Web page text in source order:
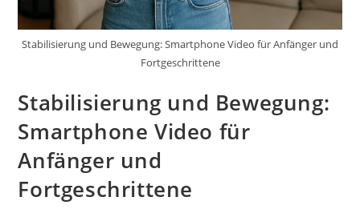
Stabilisierung und Bewegung: Smartphone Video für Anfänger und
Fortgeschrittene
Stabilisierung und Bewegung:
Smartphone Video für
Anfänger und
Fortgeschrittene